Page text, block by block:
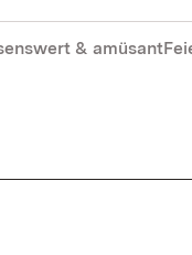
& amüsant